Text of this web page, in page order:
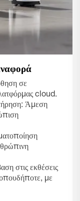
σε
cloud.
Άμεση
στις εκθέσεις
με